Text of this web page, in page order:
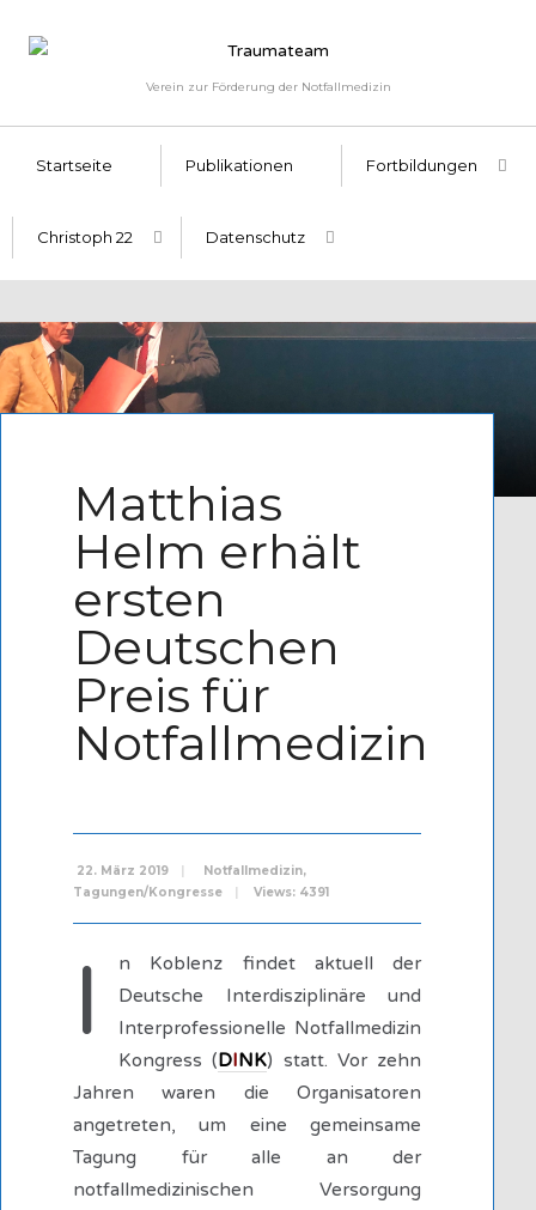
Verein zur Förderung der Notfallmedizin
Startseite Publikationen Fortbildungen
Christoph 22 Datenschutz
Matthias
Helm erhält
ersten
Deutschen
Preis für
Notfallmedizin
22. März 2019 | Notfallmedizin,
Tagungen/Kongresse
| Views: 4391
I
n Koblenz findet aktuell der
Deutsche Interdisziplinäre und
Interprofessionelle Notfallmedizin
Kongress (DINK) statt. Vor zehn
Jahren waren die Organisatoren
angetreten, um eine gemeinsame
Tagung für alle an der
notfallmedizinischen Versorgung